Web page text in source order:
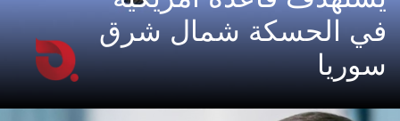
في الحسكة شمال شرق
سوريا